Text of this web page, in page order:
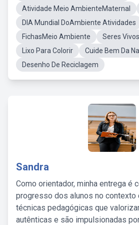
Atividade Meio AmbienteMaternal
DIA Mundial DoAmbiente Atividades
FichasMeio Ambiente
Seres
Lixo Para Colorir
Cuide Bem Da
Desenho De Reciclagem
Sandra
Como orientador, minha entrega é
progresso dos alunos no contexto
técnicas pedagógicas que
autênticas e são impulsionadas